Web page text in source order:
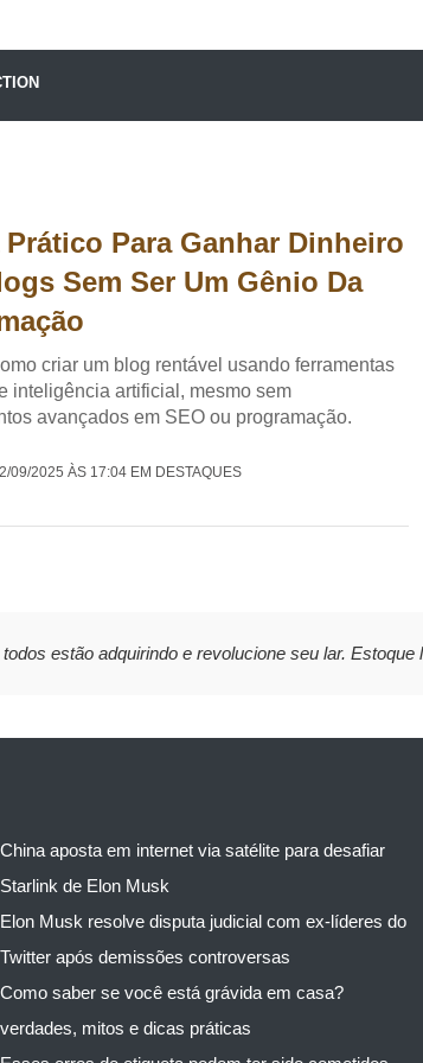
Prático Para Ganhar Dinheiro
Sem Ser Um Gênio Da
criar um blog rentável usando ferramentas
inteligência artificial, mesmo sem
avançados em SEO ou programação.
09/2025 ÀS 17:04 EM DESTAQUES
estão adquirindo e revolucione seu lar. Estoque
China aposta em internet via satélite para desafiar
Starlink de Elon Musk
Elon Musk resolve disputa judicial com ex-líderes do
Twitter após demissões controversas
Como saber se você está grávida em casa?
verdades, mitos e dicas práticas